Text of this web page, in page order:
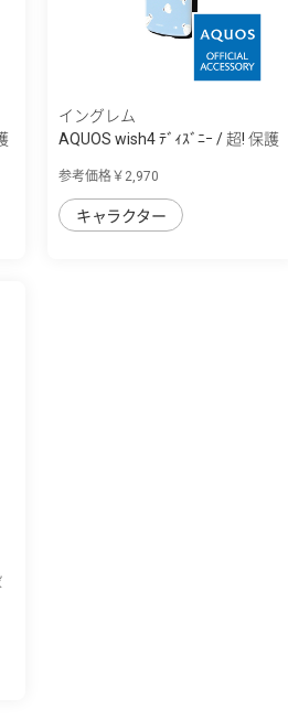
イングレム
AQUOS wish4 ﾃﾞｨｽﾞﾆｰ / 超! 保護
参考価格￥2,970
キャラクター